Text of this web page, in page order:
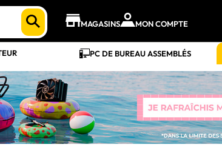
MAGASINS MON COMPTE
PC DE BUREAU ASSEMBLÉS